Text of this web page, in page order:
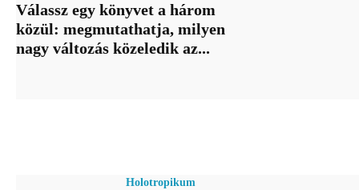
Válassz egy könyvet a három
közül: megmutathatja, milyen
nagy változás közeledik az...
Holotropikum